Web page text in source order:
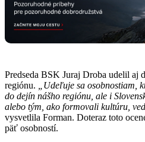
Predseda BSK Juraj Droba udelil aj
regiónu.
„Udeľuje sa osobnostiam,
do dejín nášho regiónu, ale i
alebo tým, ako formovali kultúru,
vysvetlila Forman. Doteraz toto
päť osobností.